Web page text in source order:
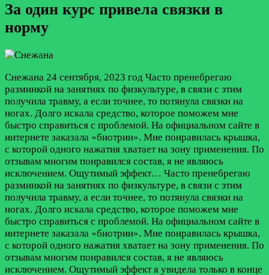
За один курс привела связки в
норму
Снежана 24 сентября, 2023 год Часто пренебрегаю
разминкой на занятиях по физкультуре, в связи с этим
получила травму, а если точнее, то потянула связки на
ногах. Долго искала средство, которое поможем мне
быстро справиться с проблемой. На официальном сайте в
интернете заказала «биотрин». Мне понравилась крышка,
с которой одного нажатия хватает на зону применения. По
отзывам многим понравился состав, я не являюсь
исключением. Ощутимый эффект… Часто пренебрегаю
разминкой на занятиях по физкультуре, в связи с этим
получила травму, а если точнее, то потянула связки на
ногах. Долго искала средство, которое поможем мне
быстро справиться с проблемой. На официальном сайте в
интернете заказала «биотрин». Мне понравилась крышка,
с которой одного нажатия хватает на зону применения. По
отзывам многим понравился состав, я не являюсь
исключением. Ощутимый эффект я увидела только в конце